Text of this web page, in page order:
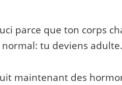
parce que ton corps
normal: tu deviens adulte.
maintenant des